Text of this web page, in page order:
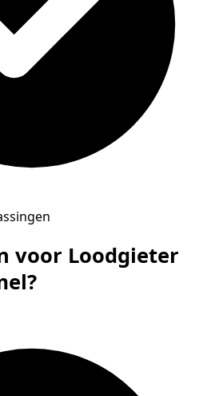
voor Loodgieter